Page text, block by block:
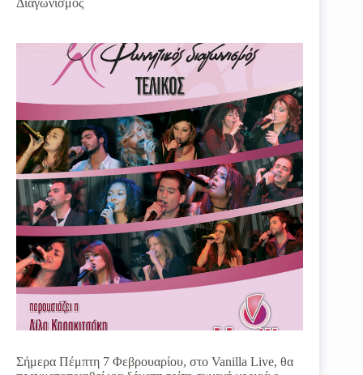
Διαγωνισμός
Σήμερα Πέμπτη 7 Φεβρουαρίου, στο Vanilla Live, θα